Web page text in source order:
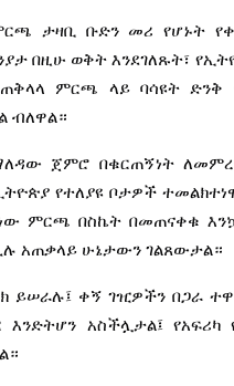
ታዛቢ ቡድን መሪ የሆኑት
በዚሁ ወቅት እንደገለጹት፣
ጠቅላላ ምርጫ ላይ ባሳዩት ድንቅ
ብለዋል።
ጀምሮ በቁርጠኝነት
የተለያዩ ቦታዎች
ምርጫ በስኬት በመጠናቀቁ
አጠቃላይ ሁኔታውን ገልጸውታል።
ይሠራሉ፤ ቀኝ ገዢዎችን በጋራ
እንድትሆን አስችሏታል፤ የአፍሪካ